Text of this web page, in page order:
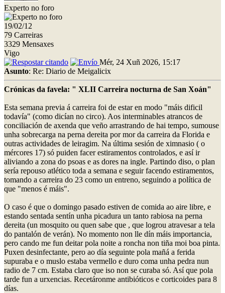
Experto no foro
19/02/12
79 Carreiras
3329 Mensaxes
Vigo
Mér, 24 Xuñ 2026, 15:17
Asunto: Re: Diario de Meigalicix
Crónicas da favela: " XLII Carreira nocturna de San Xoán"
Esta semana previa á carreira foi de estar en modo "máis dificil
todavía" (como dicían no circo). Aos interminables atrancos de
conciliación de axenda que veño arrastrando de hai tempo, sumouse
unha sobrecarga na perna dereita por mor da carreira da Florida e
outras actividades de leiragim. Na última sesión de ximnasio ( o
mércores 17) só puiden facer estiramentos controlados, e así ir
aliviando a zona do psoas e as dores na ingle. Partindo diso, o plan
sería repouso atlético toda a semana e seguir facendo estiramentos,
tomando a carreira do 23 como un entreno, seguindo a política de
que "menos é máis".
O caso é que o domingo pasado estiven de comida ao aire libre, e
estando sentada sentín unha picadura un tanto rabiosa na perna
dereita (un mosquito ou quen sabe que , que logrou atravesar a tela
do pantalón de verán). No momento non lle dín máis importancia,
pero cando me fun deitar pola noite a roncha non tiña moi boa pinta.
Puxen desinfectante, pero ao día seguinte pola mañá a ferida
supuraba e o muslo estaba vermello e duro coma unha pedra nun
radio de 7 cm. Estaba claro que iso non se curaba só. Así que pola
tarde fun a urxencias. Recetáronme antibióticos e corticoides para 8
días.